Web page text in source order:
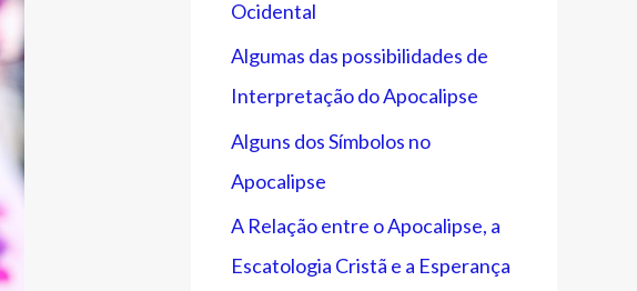
Ocidental
Algumas das possibilidades de
Interpretação do Apocalipse
Alguns dos Símbolos no
Apocalipse
A Relação entre o Apocalipse, a
Escatologia Cristã e a Esperança